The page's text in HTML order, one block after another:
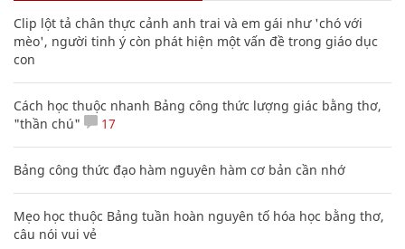
Clip lột tả chân thực cảnh anh trai và em gái như 'chó với
mèo', người tinh ý còn phát hiện một vấn đề trong giáo dục
con
Cách học thuộc nhanh Bảng công thức lượng giác bằng thơ,
"thần chú"
17
Bảng công thức đạo hàm nguyên hàm cơ bản cần nhớ
Mẹo học thuộc Bảng tuần hoàn nguyên tố hóa học bằng thơ,
câu nói vui vẻ